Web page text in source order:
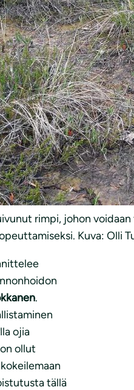
rimpi, johon
Kuva: Olli
.
ojia
ollut
tällä